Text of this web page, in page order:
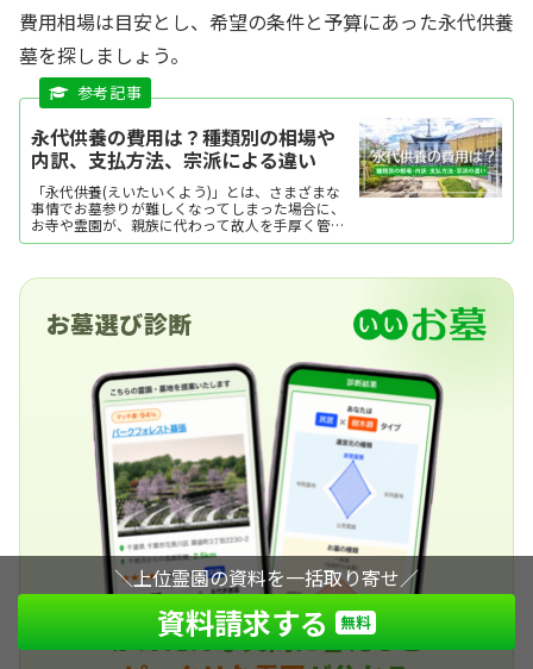
費用相場は目安とし、希望の条件と予算にあった永代供養
墓を探しましょう。
永代供養の費用は？種類別の相場や
内訳、支払方法、宗派による違い
「永代供養(えいたいくよう)」とは、さまざまな
事情でお墓参りが難しくなってしまった場合に、
お寺や霊園が、親族に代わって故人を手厚く管
理・供養してくれるというものです。 一般的に
定期間が過ぎた遺骨は「合祀墓(ごうしぼ・ごうし
「2017年度 お墓の消費者全国実態調査」によれ
ば、永代使用料や墓石代のほか、工事代金など
諸々を合わせた平均額は92.1万円となっていま
す。 一般墓に比べて安価で、管理に安心感がある
ことから、納骨堂や樹木葬などと並んで、近年注
目されている様式です。
お墓選び診断
かんたんな質問に答えると
＼上位霊園の資料を一括取り寄せ／
資料請求する 無料